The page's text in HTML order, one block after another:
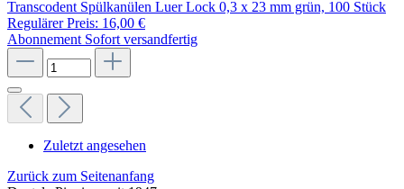
Transcodent Spülkanülen Luer Lock 0,3 x 23 mm grün, 100 Stück
Regulärer Preis: 16,00 €
Abonnement Sofort versandfertig
Zuletzt angesehen
Zurück zum Seitenanfang